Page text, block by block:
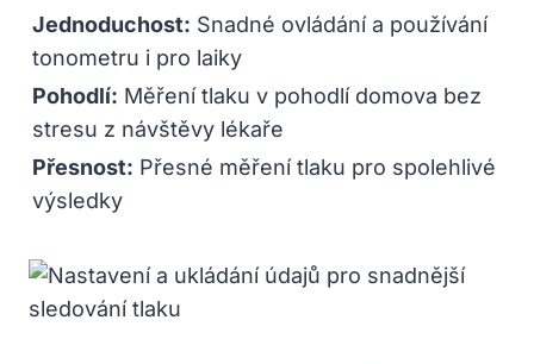
Jednoduchost: Snadné ovládání a používání
tonometru i pro laiky
Pohodlí: Měření tlaku v pohodlí domova bez
stresu z návštěvy lékaře
Přesnost: Přesné měření tlaku pro spolehlivé
výsledky